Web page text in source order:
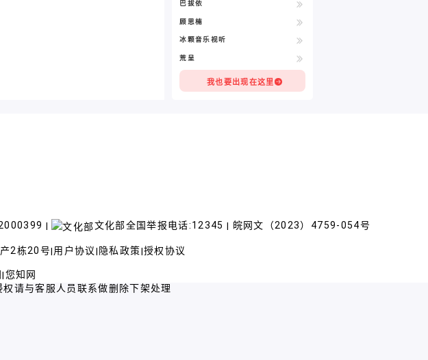
巴拔依
顾思楠
冰颗音乐视听
荒呈
我也要出现在这里
| 文化部全国举报电话:12345 | 皖网文（2023）4759-054号
2栋20号| 用户协议 | 隐私政策|授权协议
| 您知网
请与客服人员联系做删除下架处理